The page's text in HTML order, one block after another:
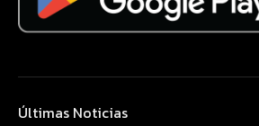
Últimas Noticias